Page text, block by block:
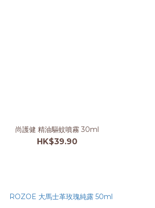
尚護健 精油驅蚊噴霧 30ml
HK$39.90